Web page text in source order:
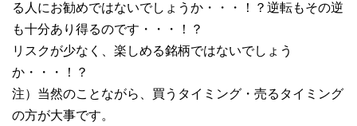
る人にお勧めではないでしょうか・・・！？逆転もその逆
も十分あり得るのです・・・！？
リスクが少なく、楽しめる銘柄ではないでしょう
か・・・！？
注）当然のことながら、買うタイミング・売るタイミング
の方が大事です。